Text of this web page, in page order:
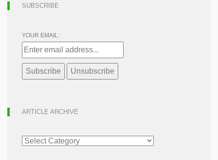
SUBSCRIBE
YOUR EMAIL:
ARTICLE ARCHIVE
ARTICLE
ARCHIVE